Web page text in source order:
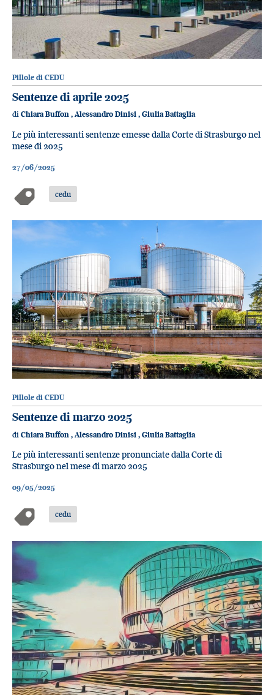
Pillole di CEDU
Sentenze di aprile 2025
di Chiara Buffon , Alessandro Dinisi , Giulia Battaglia
Le più interessanti sentenze emesse dalla Corte di Strasburgo nel
mese di 2025
27/06/2025
cedu
Pillole di CEDU
Sentenze di marzo 2025
di Chiara Buffon , Alessandro Dinisi , Giulia Battaglia
Le più interessanti sentenze pronunciate dalla Corte di
Strasburgo nel mese di marzo 2025
09/05/2025
cedu